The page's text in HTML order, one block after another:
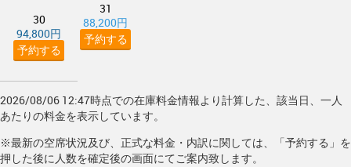
30
94,800円
予約する
31
88,200円
予約する
2026/08/06 12:47時点での在庫料金情報より計算した、該当日、一人
あたりの料金を表示しています。
※最新の空席状況及び、正式な料金・内訳に関しては、「予約する」を
押した後に人数を確定後の画面にてご案内致します。